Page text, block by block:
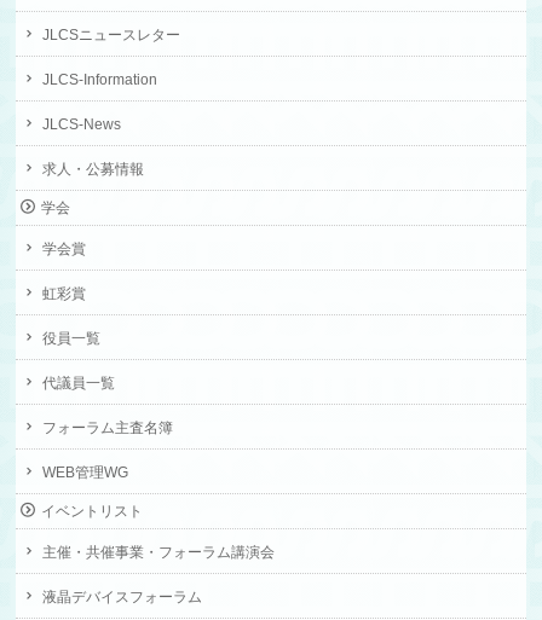
JLCSニュースレター
JLCS-Information
JLCS-News
求人・公募情報
学会
学会賞
虹彩賞
役員一覧
代議員一覧
フォーラム主査名簿
WEB管理WG
イベントリスト
主催・共催事業・フォーラム講演会
液晶デバイスフォーラム